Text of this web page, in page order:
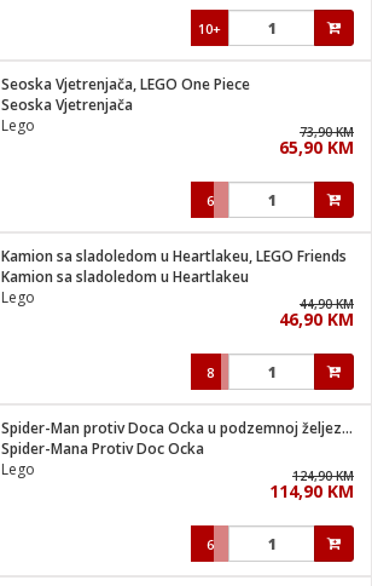
10+
Seoska Vjetrenjača, LEGO One Piece
Seoska Vjetrenjača
Lego
73,90 KM
65,90 KM
6
Kamion sa sladoledom u Heartlakeu, LEGO Friends
Kamion sa sladoledom u Heartlakeu
Lego
44,90 KM
46,90 KM
8
Spider-Man protiv Doca Ocka u podzemnoj željeznici
Spider-Mana Protiv Doc Ocka
Lego
124,90 KM
114,90 KM
6